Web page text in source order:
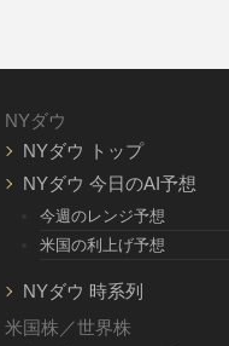
NYダウ
NYダウ トップ
NYダウ 今日のAI予想
今週のレンジ予想
米国の利上げ予想
NYダウ 時系列
米国株／世界株